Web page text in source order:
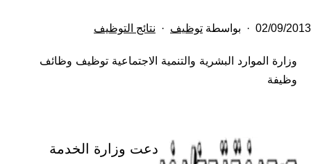
تم
في
02/09/2013 بواسطة توظيف
مصنف
نتائج التوظيف
وزارة الموارد البشرية والتنمية الاجتماعية توظيف وظائف
وظيفة
دعت وزارة الخدمة